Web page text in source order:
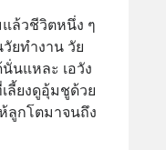
แล้วชีวิตหนึ่ง ๆ
ยทำงาน วัย
นแหละ เอวัง
ลี้ยงดูอุ้มชูด้วย
ลูกโตมาจนถึง